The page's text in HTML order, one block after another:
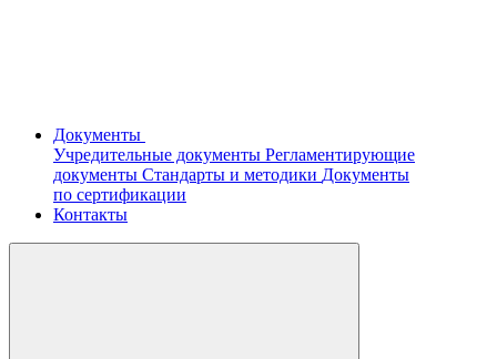
Документы
Учредительные документы Регламентирующие
документы Стандарты и методики Документы
по сертификации
Контакты